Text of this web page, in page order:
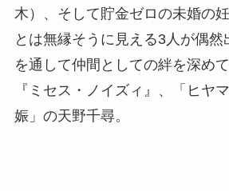
木）、そして貯金ゼロの未婚の
とは無縁そうに見える3人が偶然
を通して仲間としての絆を深め
『ミセス・ノイズィ』、「ヒヤ
娠」の天野千尋。